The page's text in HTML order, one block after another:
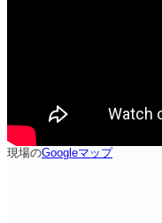
現場のGoogleマップ